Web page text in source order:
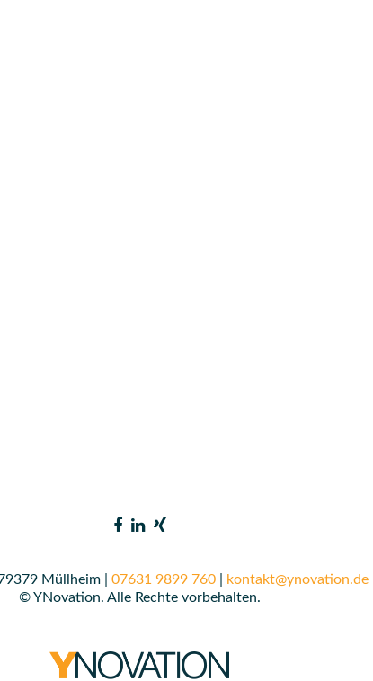
Müllheim | 07631 9899 760| kontakt@ynovation.de|
© YNovation. Alle Rechte vorbehalten.